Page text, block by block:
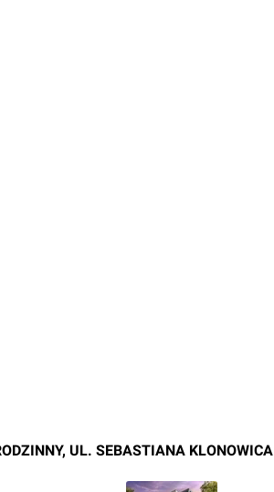
UL. SEBASTIANA KLONOWICA